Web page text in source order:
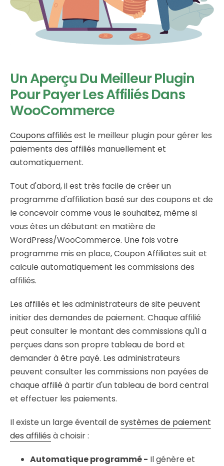
Un Aperçu Du Meilleur Plugin
Pour Payer Les Affiliés Dans
WooCommerce
Coupons affiliés est le meilleur plugin pour gérer les
paiements des affiliés manuellement et
automatiquement.
Tout d'abord, il est très facile de créer un
programme d'affiliation basé sur des coupons et de
le concevoir comme vous le souhaitez, même si
vous êtes un débutant en matière de
WordPress/WooCommerce. Une fois votre
programme mis en place, Coupon Affiliates suit et
calcule automatiquement les commissions des
affiliés.
Les affiliés et les administrateurs de site peuvent
initier des demandes de paiement. Chaque affilié
peut consulter le montant des commissions qu'il a
perçues dans son propre tableau de bord et
demander à être payé. Les administrateurs
peuvent consulter les commissions non payées de
chaque affilié à partir d'un tableau de bord central
et effectuer les paiements.
Il existe un large éventail de systèmes de paiement
des affiliés à choisir :
Automatique programmé - Il génère et